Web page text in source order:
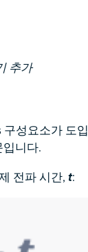
추가
성요소가 도
니다.
전파 시간, t: